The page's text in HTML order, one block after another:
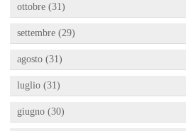
ottobre (31)
settembre (29)
agosto (31)
luglio (31)
giugno (30)